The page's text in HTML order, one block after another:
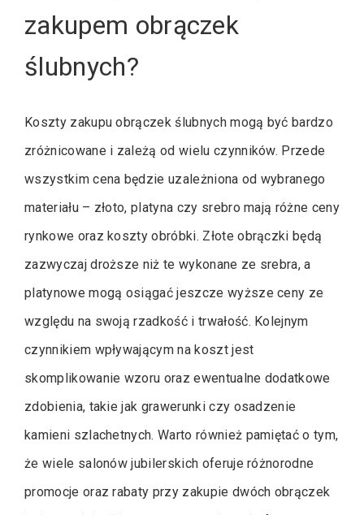
zakupem obrączek
ślubnych?
Koszty zakupu obrączek ślubnych mogą być bardzo
zróżnicowane i zależą od wielu czynników. Przede
wszystkim cena będzie uzależniona od wybranego
materiału – złoto, platyna czy srebro mają różne ceny
rynkowe oraz koszty obróbki. Złote obrączki będą
zazwyczaj droższe niż te wykonane ze srebra, a
platynowe mogą osiągać jeszcze wyższe ceny ze
względu na swoją rzadkość i trwałość. Kolejnym
czynnikiem wpływającym na koszt jest
skomplikowanie wzoru oraz ewentualne dodatkowe
zdobienia, takie jak grawerunki czy osadzenie
kamieni szlachetnych. Warto również pamiętać o tym,
że wiele salonów jubilerskich oferuje różnorodne
promocje oraz rabaty przy zakupie dwóch obrączek